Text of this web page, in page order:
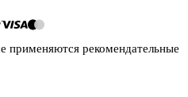
применяются рекомендательные